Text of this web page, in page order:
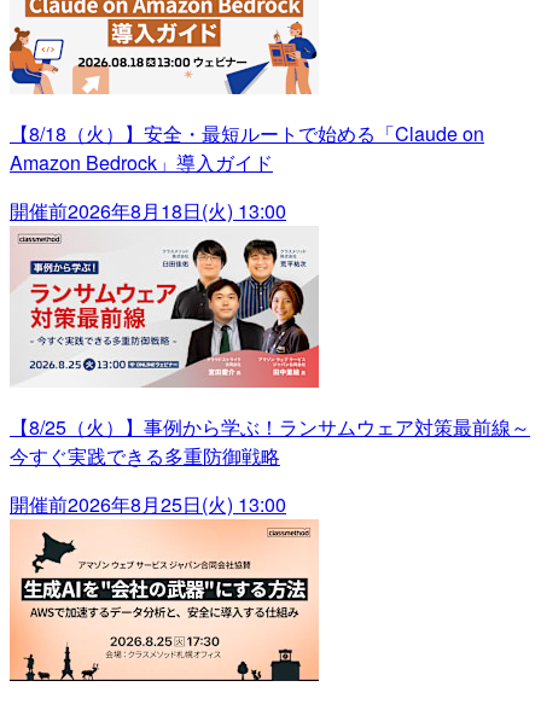
【8/18（火）】安全・最短ルートで始める「Claude on
Amazon Bedrock」導入ガイド
開催前2026年8月18日(火) 13:00
【8/25（火）】事例から学ぶ！ランサムウェア対策最前線～
今すぐ実践できる多重防御戦略
開催前2026年8月25日(火) 13:00